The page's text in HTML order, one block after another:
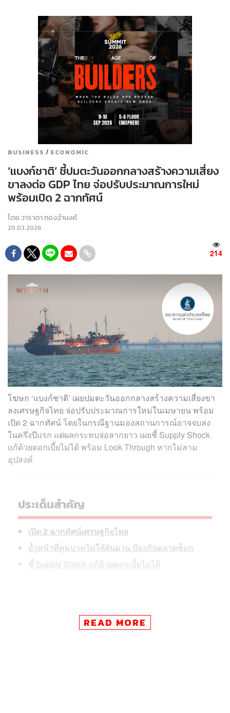
BUSINESS / ECONOMIC
‘แบงก์ชาติ’ ชี้ปมตะวันออกกลางสร้างความเสี่ยง
ขาลงต่อ GDP ไทย จ่อปรับประมาณการใหม่
พร้อมเปิด 2 ฉากทัศน์
โดยวาราดา ทองจำนงค์
20.03.2026
214
โฆษก ‘แบงก์ชาติ’ เผยปมตะวันออกกลางสร้างความเสี่ยงขา
ลงเศรษฐกิจไทย จ่อปรับประมาณการใหม่ในเมษายน พร้อม
เปิด 2 ฉากทัศน์ โดยในกรณีฐานมองสถานการณ์อาจจบลง
ในครึ่งปีแรก แต่ผลกระทบจ่อลากยาว เผยชี้ Supply Shock
แก้ด้วยดอกเบี้ยไม่ได้ พร้อม Look Through หากไม่ลาม
อุปสงค์
ประเด็นสำคัญ
เปิด 2 ฉากทัศน์เศรษฐกิจไทย
ย้ำหน้าที่คุมบาทไม่ให้ผันผวน ป้องกันตลาดช็อก
ชี้ Supply Shock แก้ด้วยดอกเบี้ยไม่ได้
ชญาวดี ชัยอนันต์ผู้ช่วยผู้ว่าการสาย
องค์กรสัมพันธ์ และโฆษกธนาคารแห่งประเทศไทย (ธปท.)
READ MORE